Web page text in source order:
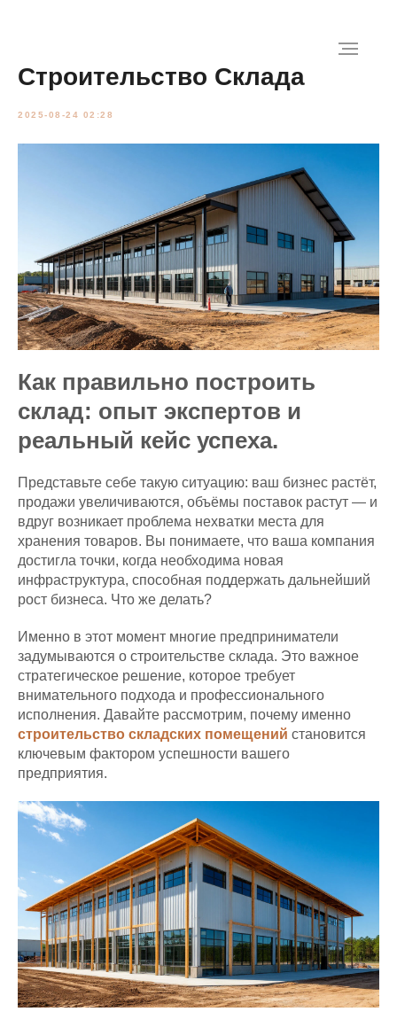
Строительство Склада
2025-08-24 02:28
Как правильно построить
склад: опыт экспертов и
реальный кейс успеха.
Представьте себе такую ситуацию: ваш бизнес растёт,
продажи увеличиваются, объёмы поставок растут — и
вдруг возникает проблема нехватки места для
хранения товаров. Вы понимаете, что ваша компания
достигла точки, когда необходима новая
инфраструктура, способная поддержать дальнейший
рост бизнеса. Что же делать?
Именно в этот момент многие предприниматели
задумываются о строительстве склада. Это важное
стратегическое решение, которое требует
внимательного подхода и профессионального
исполнения. Давайте рассмотрим, почему именно
строительство складских помещений становится
ключевым фактором успешности вашего
предприятия.